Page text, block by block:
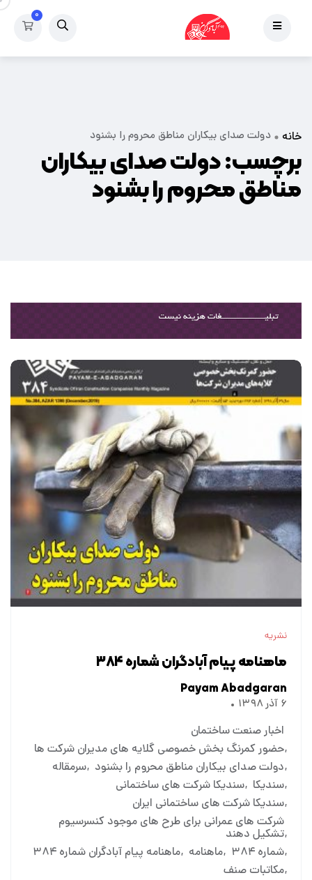
۰
خانه دولت صدای بیکاران مناطق محروم را بشنود
برچسب:دولت صدای بیکاران
مناطق محروم را بشنود
نشریه
ماهنامه پیام آبادگران شماره ۳۸۴
Payam Abadgaran
۶ آذر ۱۳۹۸
اخبار صنعت ساختمان
حضور کمرنگ بخش خصوصی گلایه های مدیران شرکت ها
دولت صدای بیکاران مناطق محروم را بشنود سرمقاله
سندیکا سندیکا شرکت های ساختمانی
سندیکا شرکت های ساختمانی ایران
شرکت های عمرانی برای طرح های موجود کنسرسیوم
تشکیل دهند
شماره ۳۸۴
ماهنامه ماهنامه پیام آبادگران شماره ۳۸۴
مکاتبات صنف